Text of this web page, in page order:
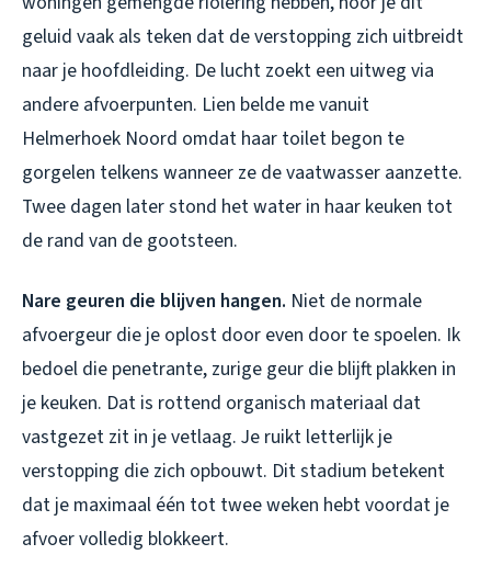
geluid vaak als teken dat de verstopping zich uitbreidt
naar je hoofdleiding. De lucht zoekt een uitweg via
andere afvoerpunten. Lien belde me vanuit
Helmerhoek Noord omdat haar toilet begon te
gorgelen telkens wanneer ze de vaatwasser aanzette.
Twee dagen later stond het water in haar keuken tot
de rand van de gootsteen.
Nare geuren die blijven hangen. Niet de normale
afvoergeur die je oplost door even door te spoelen. Ik
bedoel die penetrante, zurige geur die blijft plakken in
je keuken. Dat is rottend organisch materiaal dat
vastgezet zit in je vetlaag. Je ruikt letterlijk je
verstopping die zich opbouwt. Dit stadium betekent
dat je maximaal één tot twee weken hebt voordat je
afvoer volledig blokkeert.